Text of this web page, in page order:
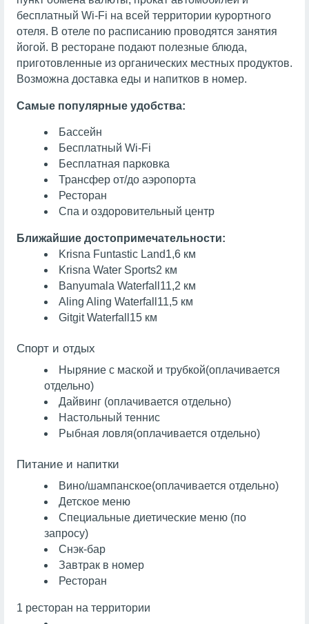
бесплатный Wi-Fi на всей территории курортного
отеля. В отеле по расписанию проводятся занятия
йогой. В ресторане подают полезные блюда,
приготовленные из органических местных продуктов.
Возможна доставка еды и напитков в номер.
Самые популярные удобства:
Бассейн
Бесплатный Wi-Fi
Бесплатная парковка
Трансфер от/до аэропорта
Ресторан
Спа и оздоровительный центр
Ближайшие достопримечательности:
Krisna Funtastic Land1,6 км
Krisna Water Sports2 км
Banyumala Waterfall 11,2 км
Aling Aling Waterfall 11,5 км
Gitgit Waterfall 15 км
Спорт и отдых
Ныряние с маской и трубкой(оплачивается
отдельно)
Дайвинг (оплачивается отдельно)
Настольный теннис
Рыбная ловля(оплачивается отдельно)
Питание и напитки
Вино/шампанское(оплачивается отдельно)
Детское меню
Специальные диетические меню (по
запросу)
Снэк-бар
Завтрак в номер
Ресторан
1 ресторан на территории